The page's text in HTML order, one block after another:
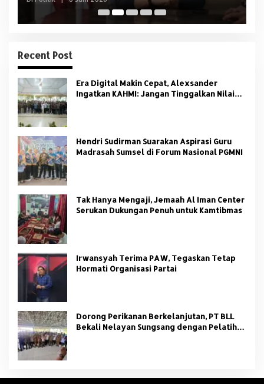
Recent Post
Era Digital Makin Cepat, Alexsander
Ingatkan KAHMI: Jangan Tinggalkan Nilai
Hendri Sudirman Suarakan Aspirasi Guru
Madrasah Sumsel di Forum Nasional PGMNI
Tak Hanya Mengaji, Jemaah Al Iman Center
Serukan Dukungan Penuh untuk Kamtibmas
Irwansyah Terima PAW, Tegaskan Tetap
Hormati Organisasi Partai
Dorong Perikanan Berkelanjutan, PT BLL
Bekali Nelayan Sungsang dengan Pelatihan